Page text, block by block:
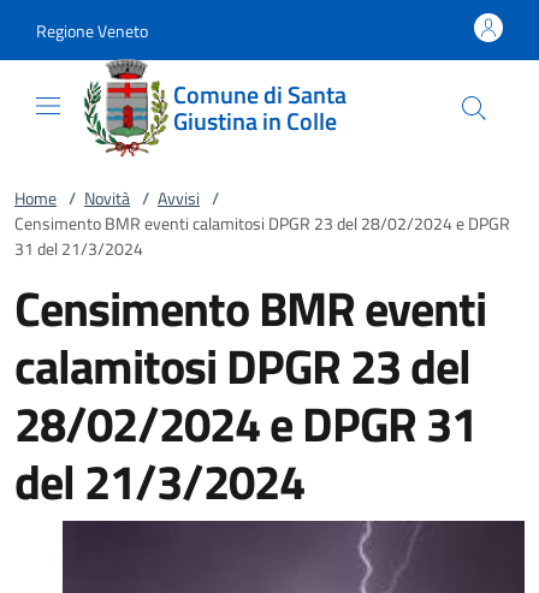
Regione Veneto
Comune di Santa
Giustina in Colle
Home / Novità / Avvisi /
Censimento BMR eventi calamitosi DPGR 23 del 28/02/2024 e DPGR
31 del 21/3/2024
Censimento BMR eventi
calamitosi DPGR 23 del
28/02/2024 e DPGR 31
del 21/3/2024